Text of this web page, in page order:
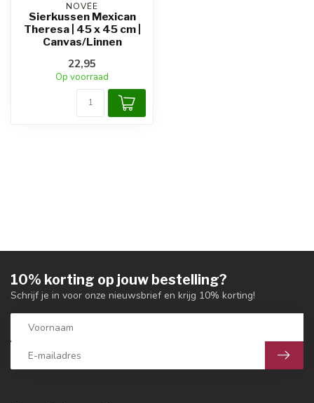
NOVÉE
Sierkussen Mexican
Theresa | 45 x 45 cm |
Canvas/Linnen
22,95
Op voorraad
10% korting op jouw bestelling?
Schrijf je in voor onze nieuwsbrief en krijg 10% korting!